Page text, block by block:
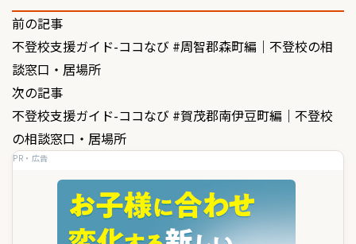
投
稿
ナ
ビ
ゲ
前の記事
不登校支援ガイド-ココなび #周智郡森町編｜不登校の相
談窓口・居場所
次の記事
不登校支援ガイド-ココなび #賀茂郡南伊豆町編｜不登校
の相談窓口・居場所
PR・広告